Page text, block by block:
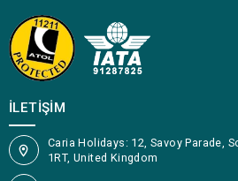
İLETIŞIM
Caria Holidays: 12, Savoy Parade,
1RT, United Kingdom